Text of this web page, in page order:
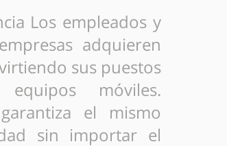
Los empleados y
adquieren
sus puestos
móviles.
el mismo
sin importar el